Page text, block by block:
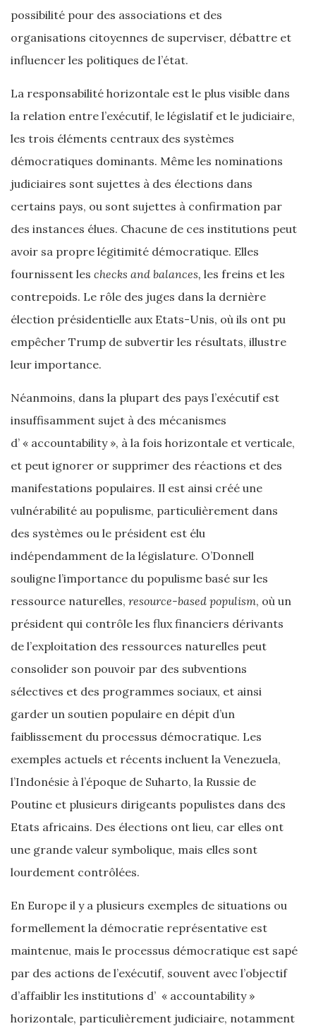
possibilité pour des associations et des
organisations citoyennes de superviser, débattre et
influencer les politiques de l’état.
La responsabilité horizontale est le plus visible dans
la relation entre l’exécutif, le législatif et le judiciaire,
les trois éléments centraux des systèmes
démocratiques dominants. Même les nominations
judiciaires sont sujettes à des élections dans
certains pays, ou sont sujettes à confirmation par
des instances élues. Chacune de ces institutions peut
avoir sa propre légitimité démocratique. Elles
fournissent les checks and balances, les freins et les
contrepoids. Le rôle des juges dans la dernière
élection présidentielle aux Etats-Unis, où ils ont pu
empêcher Trump de subvertir les résultats, illustre
leur importance.
Néanmoins, dans la plupart des pays l’exécutif est
insuffisamment sujet à des mécanismes
d’ « accountability », à la fois horizontale et verticale,
et peut ignorer or supprimer des réactions et des
manifestations populaires. Il est ainsi créé une
vulnérabilité au populisme, particulièrement dans
des systèmes ou le président est élu
indépendamment de la législature. O’Donnell
souligne l’importance du populisme basé sur les
ressource naturelles, resource-based populism, où un
président qui contrôle les flux financiers dérivants
de l’exploitation des ressources naturelles peut
consolider son pouvoir par des subventions
sélectives et des programmes sociaux, et ainsi
garder un soutien populaire en dépit d’un
faiblissement du processus démocratique. Les
exemples actuels et récents incluent la Venezuela,
l’Indonésie à l’époque de Suharto, la Russie de
Poutine et plusieurs dirigeants populistes dans des
Etats africains. Des élections ont lieu, car elles ont
une grande valeur symbolique, mais elles sont
lourdement contrôlées.
En Europe il y a plusieurs exemples de situations ou
formellement la démocratie représentative est
maintenue, mais le processus démocratique est sapé
par des actions de l’exécutif, souvent avec l’objectif
d’affaiblir les institutions d’ « accountability »
horizontale, particulièrement judiciaire, notamment